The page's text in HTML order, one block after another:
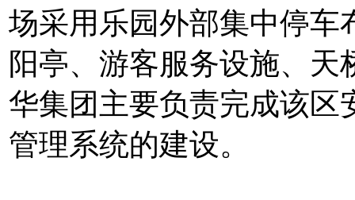
场采用乐园外部集中停车
阳亭、游客服务设施、
华集团主要负责完成该区
管理系统的建设。